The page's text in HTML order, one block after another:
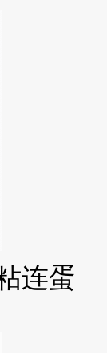
连蛋